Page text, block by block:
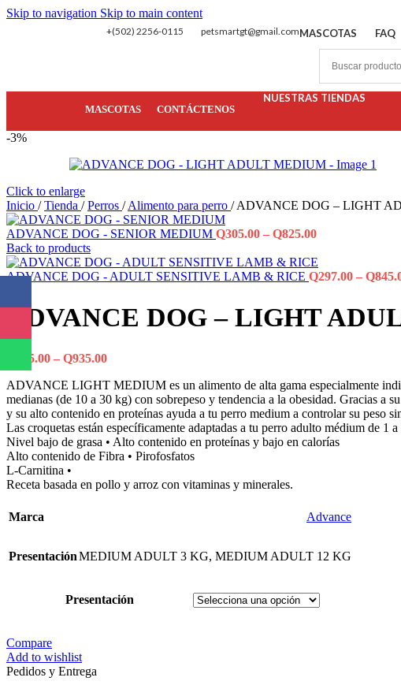
Skip to navigation Skip to main content
+(502) 2256-0115 petsmartgt@gmail.comMASCOTAS FAQ
MASCOTAS CONTÁCTENOS
NUESTRAS TIENDAS
-3%
Click to enlarge
Inicio / Tienda / Perros / Alimento para perro / ADVANCE DOG – LIGHT
ADVANCE DOG - SENIOR MEDIUM Q305.00 – Q825.00
Back to products
ADVANCE DOG - ADULT SENSITIVE LAMB & RICE Q297.00 – Q
ADVANCE DOG – LIGHT
335.00 – Q935.00
ADVANCE LIGHT MEDIUM es un alimento de alta gama especialmente
medianas (de 10 a 30 kg) con sobrepeso y tendencia a la obesidad. Gracias a
y su alto contenido en proteínas ayuda a tu perro medium a controlar su peso
Las croquetas están específicamente adaptadas a tu perro adulto médium de 1 a
Nivel bajo de grasa • Alto contenido en proteínas y bajo en calorías
Alto contenido de Fibra • Pirofosfatos
L-Carnitina •
Receta basada en pollo y arroz con vitaminas y minerales.
Marca Advance
PresentaciónMEDIUM ADULT 3 KG, MEDIUM ADULT 12 KG
Presentación
Compare
Add to wishlist
Pedidos y Entrega